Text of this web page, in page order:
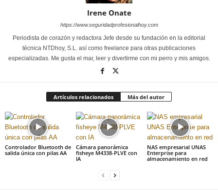
Irene Onate
https://www.seguridadprofesionalhoy.com
Periodista de corazón y redactora Jefe desde su fundación en la editorial
técnica NTDhoy, S.L. así como freelance para otras publicaciones
especializadas. Me gusta el mar, leer y divertirme con mi perro y mis amigos.
Artículos relacionados Más del autor
Controlador Bluetooth de
salida única con pilas AA
Cámara panorámica
fisheye M4338-PLVE con
IA
NAS empresarial UNAS
Enterprise para
almacenamiento en red